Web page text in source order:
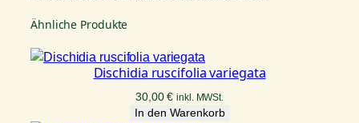
Ähnliche Produkte
Dischidia ruscifolia variegata
30,00€ inkl. MWSt.
In den Warenkorb